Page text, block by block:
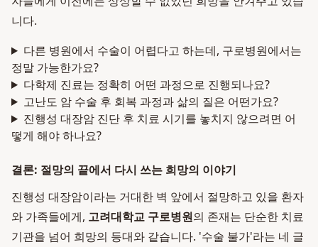
니다.
다른 병원에서 수술이 어렵다고 하는데, 구로병원에서는
정말 가능한가요?
다학제 진료는 정확히 어떤 과정으로 진행되나요?
고난도 암 수술 후 회복 과정과 삶의 질은 어떤가요?
진행성 대장암 진단 후 치료 시기를 놓치지 않으려면 어
떻게 해야 하나요?
결론: 절망의 끝에서 다시 쓰는 희망의 이야기
진행성 대장암이라는 거대한 벽 앞에서 절망하고 있을 환자
와 가족들에게, 고려대학교 구로병원의 존재는 단순한 치료
기관을 넘어 희망의 등대와 같습니다. '수술 불가'라는 네 글